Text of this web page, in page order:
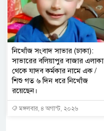
নিখোঁজ সংবাদ সাভার (ঢাকা):
সাভারের বলিয়াপুর বাজার এলাকা
থেকে যাদব কর্মকার নামে এক /
শিশু গত ৬ দিন ধরে নিখোঁজ
রয়েছেন।
মঙ্গলবার, ৪ অগাস্ট, ২০২৬